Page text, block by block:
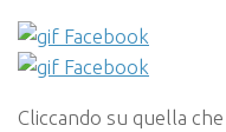
Cliccando su quella